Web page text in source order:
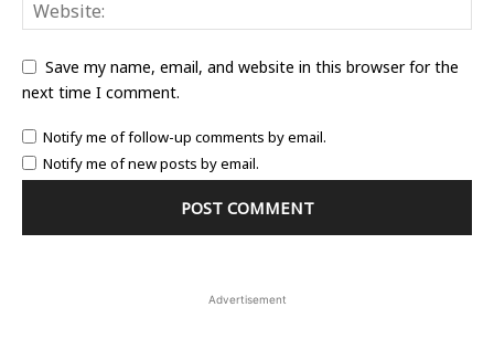
Save my name, email, and website in this browser for the
next time I comment.
Notify me of follow-up comments by email.
Notify me of new posts by email.
Advertisement